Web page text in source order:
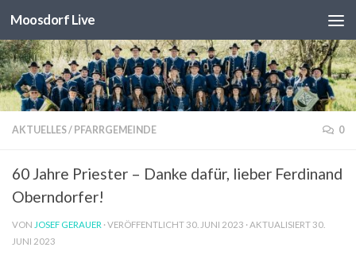
Unter dem Inhalt
Moosdorf Live
AKTUELLES/ PFARRGEMEINDE 0
60 Jahre Priester – Danke dafür, lieber Ferdinand
Oberndorfer!
VON JOSEF GERAUER · VERÖFFENTLICHT30. JUNI 2023 · AKTUALISIERT30.
JUNI 2023